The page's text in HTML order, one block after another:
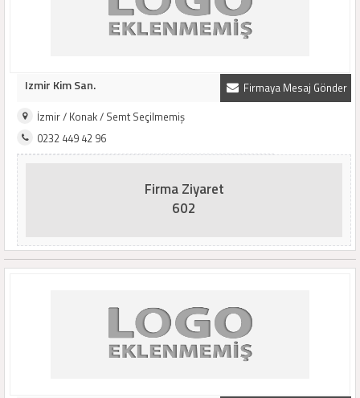
Firmaya Mesaj Gönder
Izmir Kim San.
İzmir / Konak / Semt Seçilmemiş
0232 449 42 96
Firma Ziyaret
602